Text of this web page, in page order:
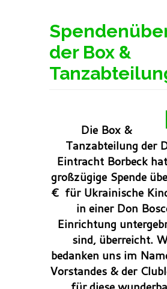
der Box &
Die Box &
Tanzabteilung der
Eintracht Borbeck
großzügige Spende
€ für Ukrainische
in einer Don
Einrichtung
sind, überreicht.
bedanken uns im
Vorstandes & der